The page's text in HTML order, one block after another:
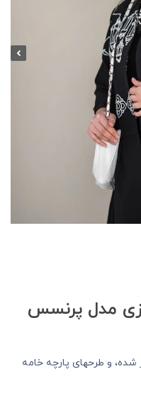
مدل پرنسس
شده، و طرحهای پارچه خامه